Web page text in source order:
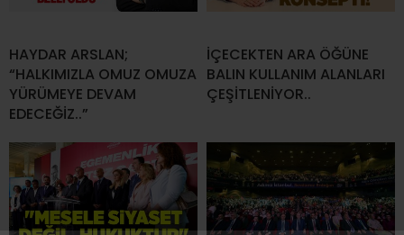
HAYDAR ARSLAN;
“HALKIMIZLA OMUZ OMUZA
YÜRÜMEYE DEVAM
EDECEĞİZ..”
İÇECEKTEN ARA ÖĞÜNE
BALIN KULLANIM ALANLARI
ÇEŞİTLENİYOR..